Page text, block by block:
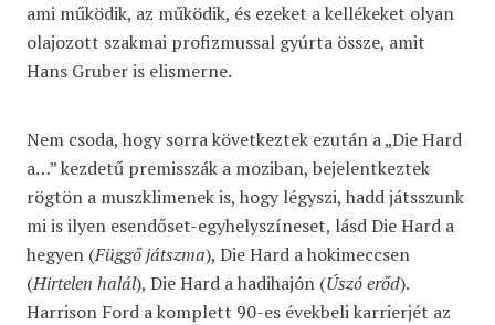
ami működik, az működik, és ezeket a kellékeket olyan
olajozott szakmai profizmussal gyúrta össze, amit
Hans Gruber is elismerne.
Nem csoda, hogy sorra következtek ezután a „Die Hard
a…” kezdetű premisszák a moziban, bejelentkeztek
rögtön a muszklimenek is, hogy légyszi, hadd játsszunk
mi is ilyen esendőset-egyhelyszíneset, lásd Die Hard a
hegyen (Függő játszma), Die Hard a hokimeccsen
(Hirtelen halál), Die Hard a hadihajón (Úszó erőd).
Harrison Ford a komplett 90-es évekbeli karrierjét az